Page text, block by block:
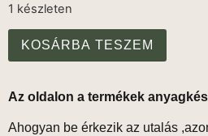
1 készleten
KOSÁRBA TESZEM
Az oldalon a termékek
Ahogyan be érkezik az utalás